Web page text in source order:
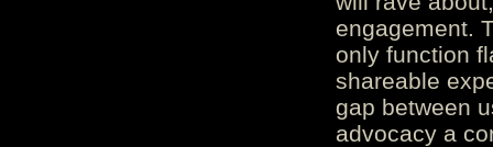
engagement.
only function
shareable
gap between
advocacy a